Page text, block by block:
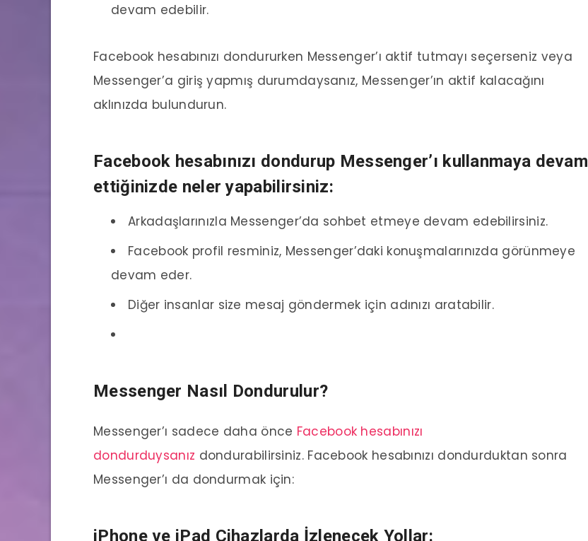
devam edebilir.
Facebook hesabınızı dondururken Messenger’ı aktif tutmayı seçerseniz veya
Messenger’a giriş yapmış durumdaysanız, Messenger’ın aktif kalacağını
aklınızda bulundurun.
Facebook hesabınızı dondurup Messenger’ı kullanmaya devam
ettiğinizde neler yapabilirsiniz:
Arkadaşlarınızla Messenger’da sohbet etmeye devam edebilirsiniz.
Facebook profil resminiz, Messenger’daki konuşmalarınızda görünmeye
devam eder.
Diğer insanlar size mesaj göndermek için adınızı aratabilir.
Messenger Nasıl Dondurulur?
Messenger’ı sadece daha önce Facebook hesabınızı
dondurduysanız dondurabilirsiniz. Facebook hesabınızı dondurduktan sonra
Messenger’ı da dondurmak için:
iPhone ve iPad Cihazlarda İzlenecek Yollar: